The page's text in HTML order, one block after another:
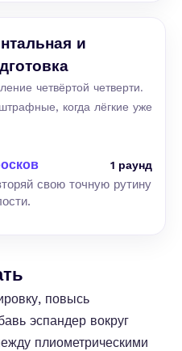
и
четвёртой четверти.
когда лёгкие уже
1 раунд
свою точную рутину
повысь
эспандер вокруг
плиометрическими